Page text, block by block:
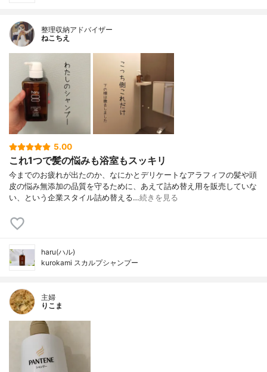
整理収納アドバイザー
ねこちえ
5.00
これ1つで髪の悩みも浴室もスッキリ
今までのお疲れが出たのか、なにかとデリケートなアラフィフの髪や頭
皮の悩み無添加の品質を守るために、あえて詰め替え用を販売していな
い、という企業スタイル詰め替える…続きを見る
haru(ハル)
kurokami スカルプシャンプー
主婦
りこま